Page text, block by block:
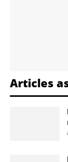
Articles